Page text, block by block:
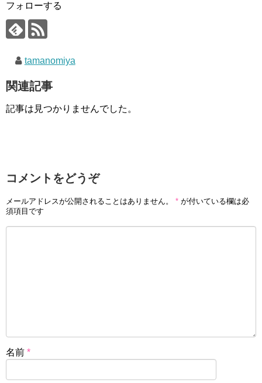
フォローする
tamanomiya
関連記事
記事は見つかりませんでした。
コメントをどうぞ
メールアドレスが公開されることはありません。 * が付いている欄は必
須項目です
名前 *